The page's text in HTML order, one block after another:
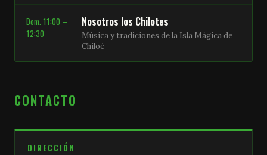
Dom. 11:00 –
12:30
Nosotros los Chilotes
Música y tradiciones de la Isla Mágica de
Chiloé
CONTACTO
DIRECCIÓN